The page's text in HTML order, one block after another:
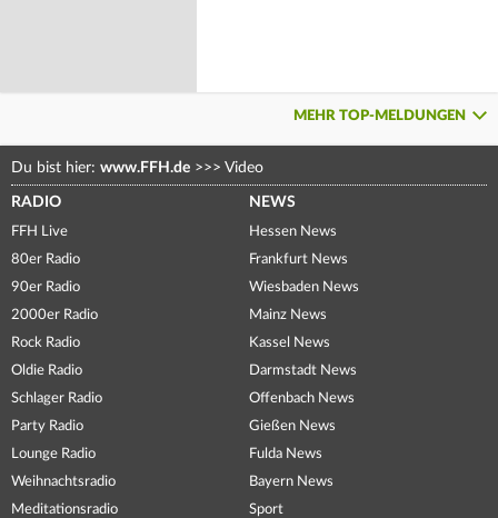
MEHR TOP-MELDUNGEN
Du bist hier: www.FFH.de >>> Video
RADIO
FFH Live
80er Radio
90er Radio
2000er Radio
Rock Radio
Oldie Radio
Schlager Radio
Party Radio
Lounge Radio
Weihnachtsradio
Meditationsradio
NEWS
Hessen News
Frankfurt News
Wiesbaden News
Mainz News
Kassel News
Darmstadt News
Offenbach News
Gießen News
Fulda News
Bayern News
Sport